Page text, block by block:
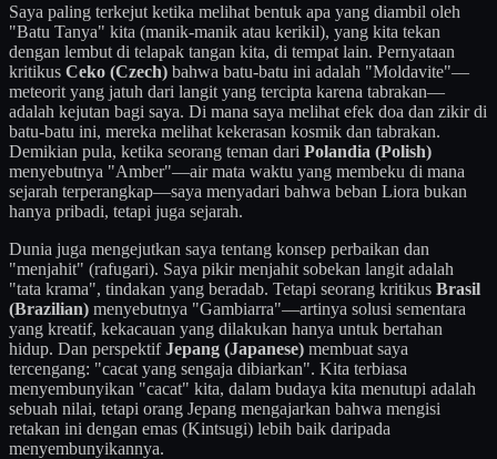
Saya paling terkejut ketika melihat bentuk apa yang diambil oleh
"Batu Tanya" kita (manik-manik atau kerikil), yang kita tekan
dengan lembut di telapak tangan kita, di tempat lain. Pernyataan
kritikus Ceko (Czech) bahwa batu-batu ini adalah "Moldavite"—
meteorit yang jatuh dari langit yang tercipta karena tabrakan—
adalah kejutan bagi saya. Di mana saya melihat efek doa dan zikir di
batu-batu ini, mereka melihat kekerasan kosmik dan tabrakan.
Demikian pula, ketika seorang teman dari Polandia (Polish)
menyebutnya "Amber"—air mata waktu yang membeku di mana
sejarah terperangkap—saya menyadari bahwa beban Liora bukan
hanya pribadi, tetapi juga sejarah.
Dunia juga mengejutkan saya tentang konsep perbaikan dan
"menjahit" (rafugari). Saya pikir menjahit sobekan langit adalah
"tata krama", tindakan yang beradab. Tetapi seorang kritikus Brasil
(Brazilian) menyebutnya "Gambiarra"—artinya solusi sementara
yang kreatif, kekacauan yang dilakukan hanya untuk bertahan
hidup. Dan perspektifJepang (Japanese) membuat saya
tercengang: "cacat yang sengaja dibiarkan". Kita terbiasa
menyembunyikan "cacat" kita, dalam budaya kita menutupi adalah
sebuah nilai, tetapi orang Jepang mengajarkan bahwa mengisi
retakan ini dengan emas (Kintsugi) lebih baik daripada
menyembunyikannya.